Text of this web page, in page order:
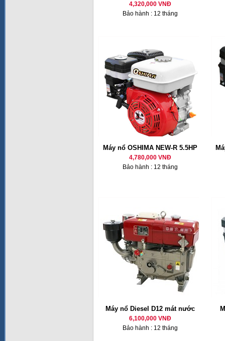
4,320,000 VNĐ
Bảo hành : 12 tháng
Máy nổ OSHIMA NEW-R 5.5HP
4,780,000 VNĐ
Bảo hành : 12 tháng
Máy nổ Diesel D12 mát nước
6,100,000 VNĐ
Bảo hành : 12 tháng